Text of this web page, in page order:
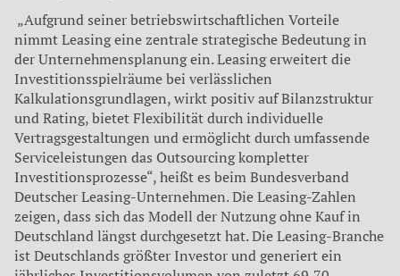
„Aufgrund seiner betriebswirtschaftlichen Vorteile
nimmt Leasing eine zentrale strategische Bedeutung in
der Unternehmensplanung ein. Leasing erweitert die
Investitionsspielräume bei verlässlichen
Kalkulationsgrundlagen, wirkt positiv auf Bilanzstruktur
und Rating, bietet Flexibilität durch individuelle
Vertragsgestaltungen und ermöglicht durch umfassende
Serviceleistungen das Outsourcing kompletter
Investitionsprozesse“, heißt es beim Bundesverband
Deutscher Leasing-Unternehmen. Die Leasing-Zahlen
zeigen, dass sich das Modell der Nutzung ohne Kauf in
Deutschland längst durchgesetzt hat. Die Leasing-Branche
ist Deutschlands größter Investor und generiert ein